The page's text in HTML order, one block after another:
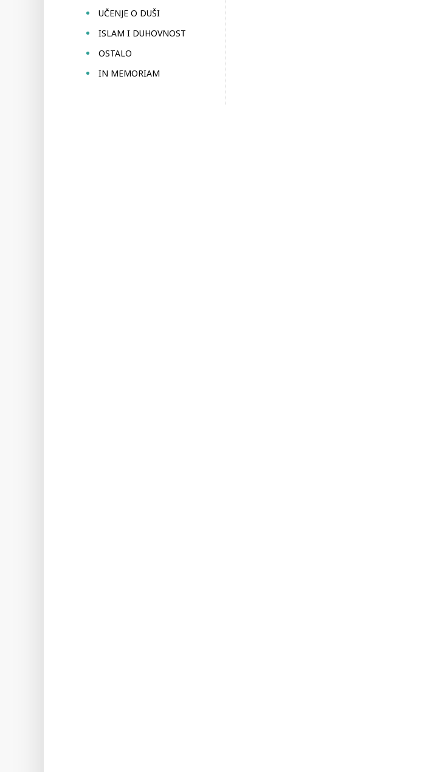
UČENJE O DUŠI
ISLAM I DUHOVNOST
OSTALO
IN MEMORIAM